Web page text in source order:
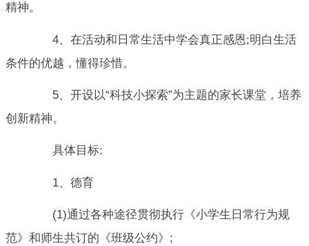
精神。
4、在活动和日常生活中学会真正感恩;明白生活
条件的优越，懂得珍惜。
5、开设以“科技小探索”为主题的家长课堂，培养
创新精神。
具体目标:
1、德育
(1)通过各种途径贯彻执行《小学生日常行为规
范》和师生共订的《班级公约》;